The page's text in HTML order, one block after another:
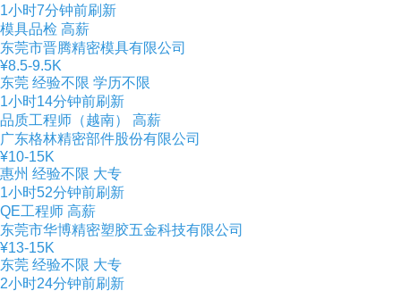
1小时7分钟前刷新
模具品检 高薪
东莞市晋腾精密模具有限公司
¥8.5-9.5K
东莞 经验不限 学历不限
1小时14分钟前刷新
品质工程师（越南）
高薪
广东格林精密部件股份有限公司
¥10-15K
惠州 经验不限 大专
1小时52分钟前刷新
QE工程师 高薪
东莞市华博精密塑胶五金科技有限公司
¥13-15K
东莞 经验不限 大专
2小时24分钟前刷新